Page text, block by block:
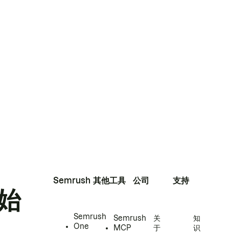
Semrush
Semrush
One
其他工具
Semrush
MCP
公司
关
于
支持
知
识